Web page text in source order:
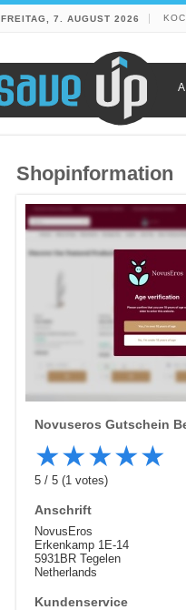
FREITAG, 7. AUGUST 2026
Shopinformation
Novuseros Gutschein
★★★★★
5 / 5(1 votes)
Anschrift
NovusEros
Erkenkamp 1E-14
5931BR Tegelen
Netherlands
Kundenservice